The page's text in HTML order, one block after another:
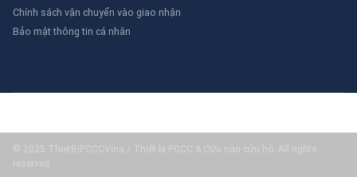
Chính sách vận chuyển vào giao nhận
Bảo mật thông tin cá nhân
© 2025 ThietBiPCCCVina / Thiết bị PCCC & Cứu nạn cứu hộ. All rights
reserved.